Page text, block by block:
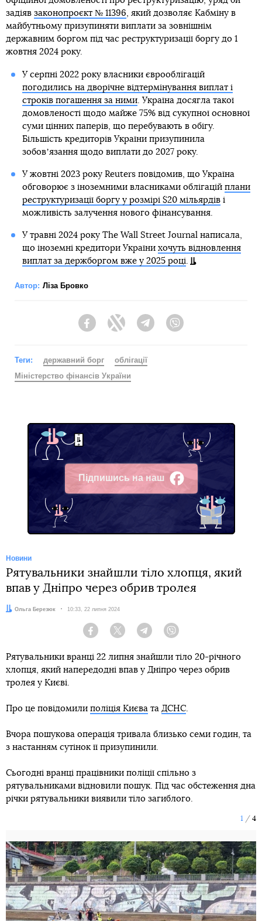
задіяв законопроєкт № 11396 , який дозволяє Кабміну в
майбутньому призупиняти виплати за зовнішнім
державним боргом під час реструктуризації боргу до 1
жовтня 2024 року.
У серпні 2022 року власники єврооблігацій
погодились на дворічне відтермінування виплат і
строків погашення за ними. Україна досягла такої
домовленості щодо майже 75% від сукупної основної
суми цінних паперів, що перебувають в обігу.
Більшість кредиторів України призупинила
зобовʼязання щодо виплати до 2027 року.
У жовтні 2023 року Reuters повідомив, що Україна
обговорює з іноземними власниками облігацій плани
реструктуризації боргу у розмірі $20 мільярдіві
можливість залучення нового фінансування.
У травні 2024 року The Wall Street Journal написала,
що іноземні кредитори України хочуть відновлення
виплат за держборгом вже у 2025 році
Автор: Ліза Бровко
FacebookTwitter Telegram
Теги: державний борг
облігації
Міністерство фінансів України
Підпишись на наш
Facebook
Новини
Рятувальники знайшли тіло хлопця, який
впав у Дніпро через обрив тролея
Автор:
Ольга Березюк Дата:
10:33, 22 липня 2024
Facebook Twitter Telegram
Рятувальники вранці 22 липня знайшли тіло 20-річного
хлопця, який напередодні впав у Дніпро через обрив
тролея у Києві.
Про це повідомили поліція Києва та ДСНС
Вчора пошукова операція тривала близько семи годин, та
з настанням сутінок її призупинили.
Сьогодні вранці працівники поліції спільно з
рятувальниками відновили пошук. Під час обстеження дна
річки рятувальники виявили тіло загиблого.
1 4